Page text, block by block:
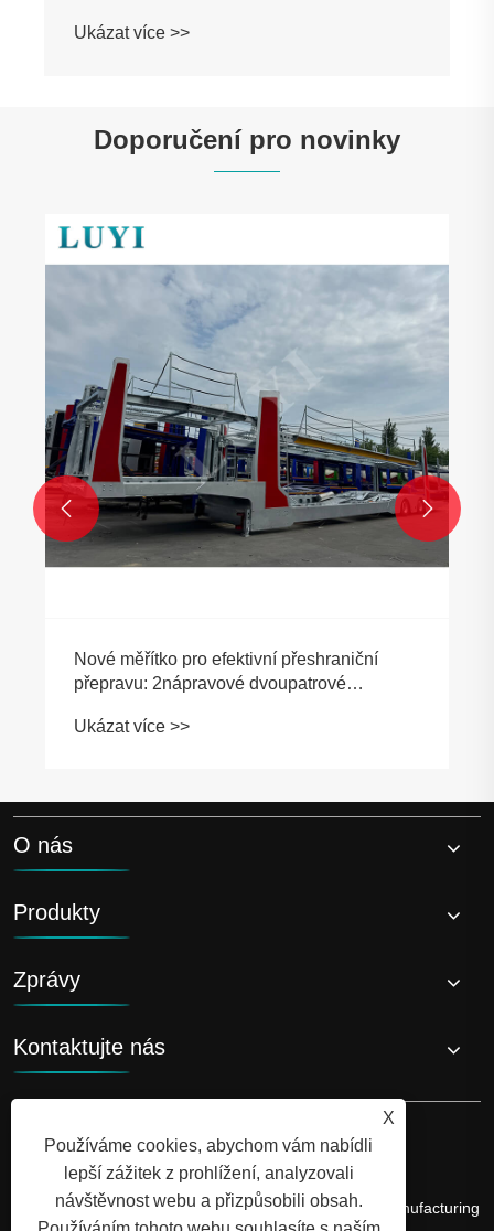
Ukázat více >>
Doporučení pro novinky
Nové měřítko pro efektivní přeshraniční
přepravu: 2nápravové dvoupatrové
logistickou spolupráci
Ukázat více >>
 
O nás
Produkty
Zprávy
Kontaktujte nás
Copyright © 2026 Shandong Luyi Dedicated Vehicle Manufacturing
X
Používáme cookies, abychom vám nabídli
lepší zážitek z prohlížení, analyzovali
návštěvnost webu a přizpůsobili obsah.